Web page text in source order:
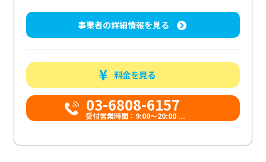
事業者の詳細情報を見る
料金を見る
03-6808-6157
受付営業時間：9:00〜20:00 ...